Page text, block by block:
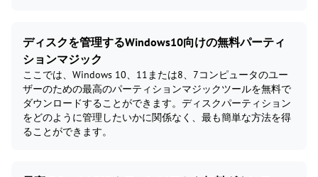
ディスクを管理するWindows10向けの無料パーティ
ションマジック
ここでは、Windows 10、11または8、7コンピュータのユー
ザーのための最高のパーティションマジックツールを無料で
ダウンロードすることができます。ディスクパーティション
をどのように管理したいかに関係なく、最も簡単な方法を得
ることができます。